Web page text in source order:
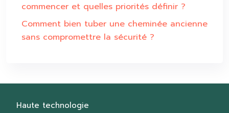
commencer et quelles priorités définir ?
Comment bien tuber une cheminée ancienne
sans compromettre la sécurité ?
Haute technologie